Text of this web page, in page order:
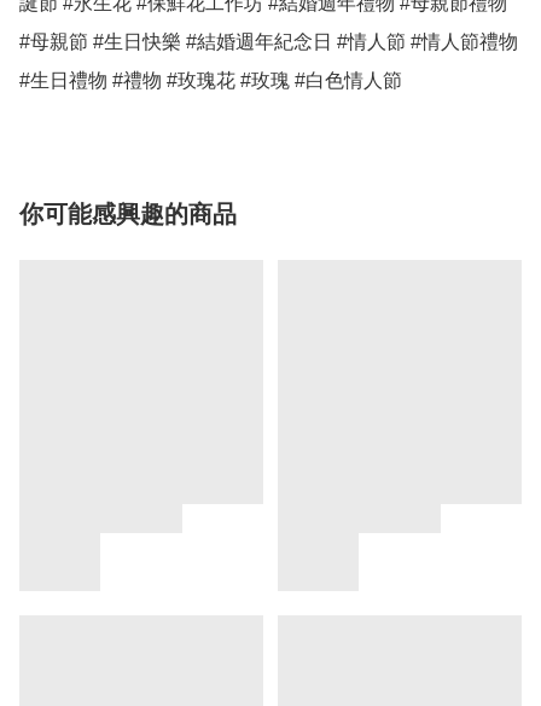
#母親節 #生日快樂 #結婚週年紀念日 #情人節 #情人節禮物
#生日禮物 #禮物 #玫瑰花 #玫瑰 #白色情人節
你可能感興趣的商品